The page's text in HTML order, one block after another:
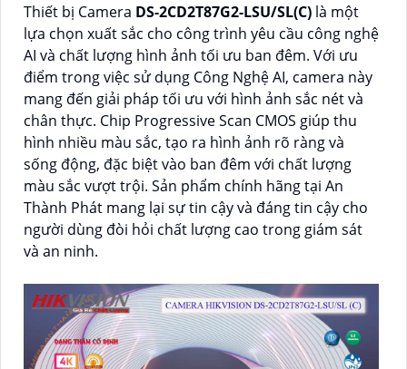
Thiết bị Camera DS-2CD2T87G2-LSU/SL(C) là một
lựa chọn xuất sắc cho công trình yêu cầu công nghệ
AI và chất lượng hình ảnh tối ưu ban đêm. Với ưu
điểm trong việc sử dụng Công Nghệ AI, camera này
mang đến giải pháp tối ưu với hình ảnh sắc nét và
chân thực. Chip Progressive Scan CMOS giúp thu
hình nhiều màu sắc, tạo ra hình ảnh rõ ràng và
sống động, đặc biệt vào ban đêm với chất lượng
màu sắc vượt trội. Sản phẩm chính hãng tại An
Thành Phát mang lại sự tin cậy và đáng tin cậy cho
người dùng đòi hỏi chất lượng cao trong giám sát
và an ninh.